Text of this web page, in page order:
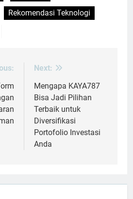
Rekomendasi Teknologi
Next:
Mengapa KAYA787
Bisa Jadi Pilihan
Terbaik untuk
Diversifikasi
Portofolio Investasi
Anda